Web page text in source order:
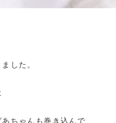
した。
ちゃんも巻き込んで